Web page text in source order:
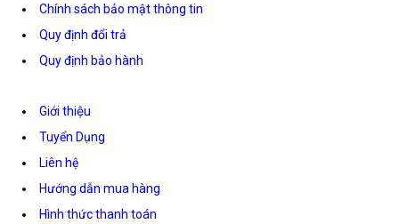
Chính sách bảo mật thông tin
Quy định đổi trả
Quy định bảo hành
Giới thiệu
Tuyển Dụng
Liên hệ
Hướng dẫn mua hàng
Hình thức thanh toán